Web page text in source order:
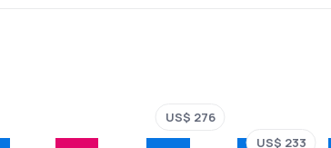
US$ 276
US$ 233